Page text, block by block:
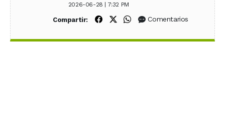
2026-06-28 | 7:32 PM
Compartir: Compartir en Facebook
Compartir en X (Twitter)
Compartir en WhatsApp
Comentarios